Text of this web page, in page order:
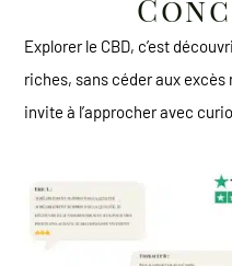
Explorer le CBD, c’est
riches, sans céder aux excès
invite à l’approcher avec